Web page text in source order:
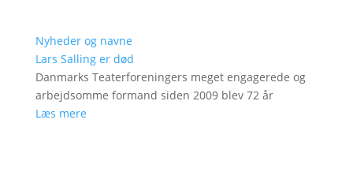
Nyheder og navne
Lars Salling er død
Danmarks Teaterforeningers meget engagerede og
arbejdsomme formand siden 2009 blev 72 år
Læs mere